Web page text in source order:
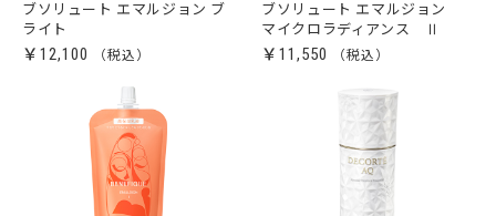
ブソリュート エマルジョン ブ
ライト
￥12,100
ブソリュート エマルジョン
マイクロラディアンス Ⅱ
￥11,550